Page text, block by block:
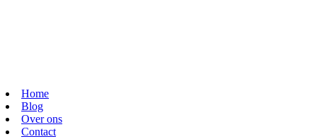
Home
Blog
Over ons
Contact